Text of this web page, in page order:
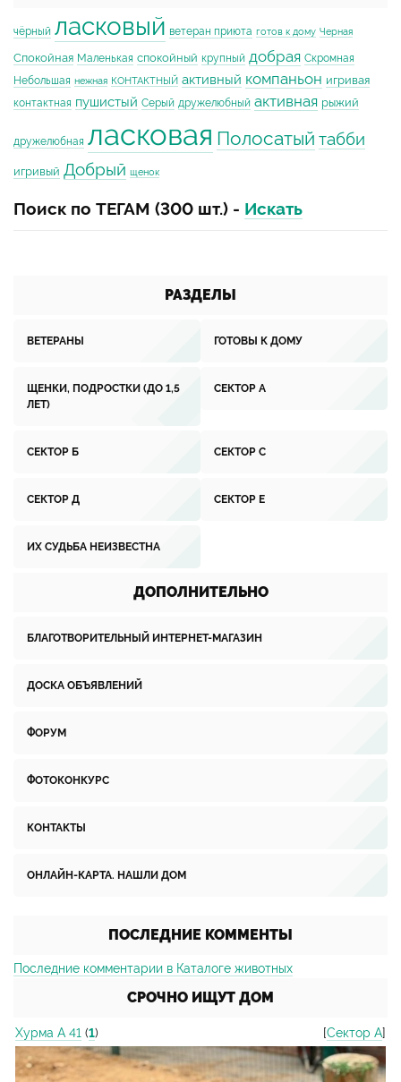
чёрный ласковый ветеран приюта готов к дому Черная
Спокойная Маленькая спокойный крупный добрая Скромная
Небольшая нежная КОНТАКТНЫЙ активный компаньон игривая
контактная пушистый Серый дружелюбный активная рыжий
дружелюбная ласковая Полосатый табби
игривый Добрый щенок
Поиск по ТЕГАМ (300 шт.) - Искать
РАЗДЕЛЫ
ВЕТЕРАНЫ ГОТОВЫ К ДОМУ
ЩЕНКИ, ПОДРОСТКИ (ДО 1,5
ЛЕТ)
СЕКТОР А
СЕКТОР Б СЕКТОР С
СЕКТОР Д СЕКТОР Е
ИХ СУДЬБА НЕИЗВЕСТНА
ДОПОЛНИТЕЛЬНО
БЛАГОТВОРИТЕЛЬНЫЙ ИНТЕРНЕТ-МАГАЗИН
ДОСКА ОБЪЯВЛЕНИЙ
ФОРУМ
ФОТОКОНКУРС
КОНТАКТЫ
ОНЛАЙН-КАРТА. НАШЛИ ДОМ
ПОСЛЕДНИЕ КОММЕНТЫ
Последние комментарии в Каталоге животных
СРОЧНО ИЩУТ ДОМ
Хурма А 41 (1) [Сектор А]